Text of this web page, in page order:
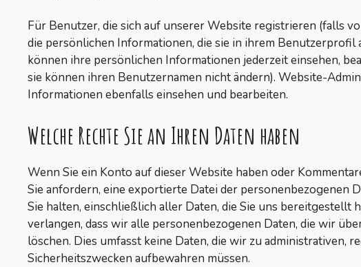
Für Benutzer, die sich auf unserer Website registrieren (falls
die persönlichen Informationen, die sie in ihrem Benutzerprofil
können ihre persönlichen Informationen jederzeit einsehen,
sie können ihren Benutzernamen nicht ändern). Website-
Informationen ebenfalls einsehen und bearbeiten.
Welche Rechte Sie an Ihren Daten haben
Wenn Sie ein Konto auf dieser Website haben oder
Sie anfordern, eine exportierte Datei der personenbezogenen
Sie halten, einschließlich aller Daten, die Sie uns bereitgestellt
verlangen, dass wir alle personenbezogenen Daten, die wir
löschen. Dies umfasst keine Daten, die wir zu administrativen,
Sicherheitszwecken aufbewahren müssen.